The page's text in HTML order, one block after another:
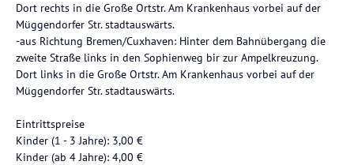
Dort rechts in die Große Ortstr. Am Krankenhaus vorbei auf der
Müggendorfer Str. stadtauswärts.
-aus Richtung Bremen/Cuxhaven: Hinter dem Bahnübergang die
zweite Straße links in den Sophienweg bir zur Ampelkreuzung.
Dort links in die Große Ortstr. Am Krankenhaus vorbei auf der
Müggendorfer Str. stadtauswärts.
Eintrittspreise
Kinder (1 - 3 Jahre): 3,00 €
Kinder (ab 4 Jahre): 4,00 €